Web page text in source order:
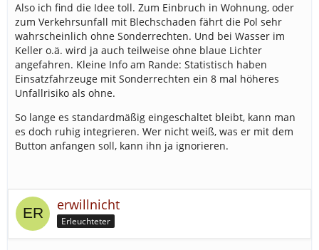
Also ich find die Idee toll. Zum Einbruch in Wohnung, oder
zum Verkehrsunfall mit Blechschaden fährt die Pol sehr
wahrscheinlich ohne Sonderrechten. Und bei Wasser im
Keller o.ä. wird ja auch teilweise ohne blaue Lichter
angefahren. Kleine Info am Rande: Statistisch haben
Einsatzfahrzeuge mit Sonderrechten ein 8 mal höheres
Unfallrisiko als ohne.
So lange es standardmäßig eingeschaltet bleibt, kann man
es doch ruhig integrieren. Wer nicht weiß, was er mit dem
Button anfangen soll, kann ihn ja ignorieren.
erwillnicht
Erleuchteter